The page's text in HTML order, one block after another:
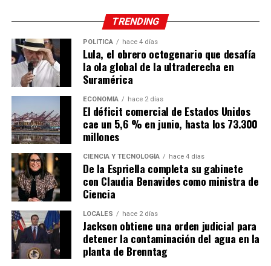
TRENDING
POLÍTICA hace 4 días
Lula, el obrero octogenario que desafía
la ola global de la ultraderecha en
Suramérica
ECONOMÍA hace 2 días
El déficit comercial de Estados Unidos
cae un 5,6 % en junio, hasta los 73.300
millones
CIENCIA Y TECNOLOGÍA hace 4 días
De la Espriella completa su gabinete
con Claudia Benavides como ministra de
Ciencia
LOCALES hace 2 días
Jackson obtiene una orden judicial para
detener la contaminación del agua en la
planta de Brenntag